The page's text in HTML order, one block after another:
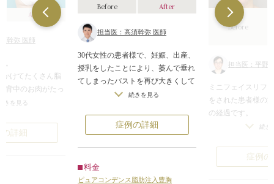
After
幹弥 医師
けてたくさん脂
背中のお肉がたっ
ンツの上にウエス
の脂肪を吸い取り
きを見る
詳細
Before After
担当医：高須幹弥 医師
30代女性の患者様で、妊娠、出産、
授乳をしたことにより、萎んで垂れ
てしまったバストを再び大きくして
張りを出したいというご要望で来院
診察させていただいたところ、バス
トの皮膚の量に対してボリュームが
た。
続きを見る
症例の詳細
料金
ピュアコンデンス脂肪注入豊胸
Before
担当医：平野
ミニフェイスリフ
をされた患者様の
の経過です。
切開リフトは正面
すが、実際には印
あります。
続き
症例